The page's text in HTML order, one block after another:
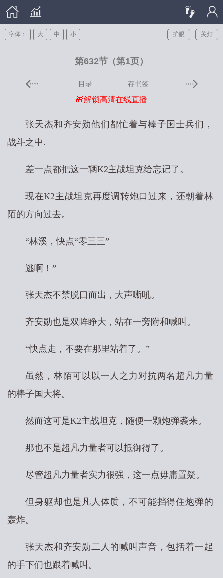
关灯
护眼
字体： 大 中 小
第632节（第1页）
目录 存书签
🎁解锁高清在线直播
张天杰和齐安勋他们都忙着与棒子国士兵们，
战斗之中.
差一点都把这一辆K2主战坦克给忘记了。
现在K2主战坦克再度调转炮口过来，还朝着林
陌的方向过去。
“林溪，快点“零三三”
逃啊！”
张天杰不禁脱口而出，大声嘶吼。
齐安勋也是双眸睁大，站在一旁附和喊叫。
“快点走，不要在那里站着了。”
虽然，林陌可以以一人之力对抗两名超凡力量
的棒子国大将。
然而这可是K2主战坦克，随便一颗炮弹袭来。
那也不是超凡力量者可以抵御得了。
尽管超凡力量者实力很强，这一点毋庸置疑。
但身躯却也是凡人体质，不可能挡得住炮弹的
轰炸。
张天杰和齐安勋二人的喊叫声音，包括着一起
的手下们也跟着喊叫。